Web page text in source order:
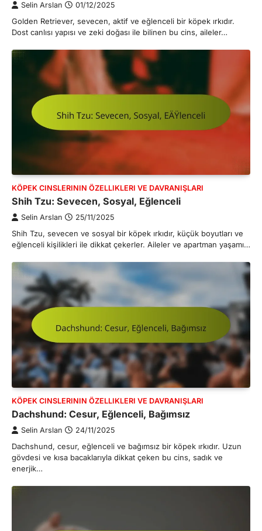
Selin Arslan 01/12/2025
Golden Retriever, sevecen, aktif ve eğlenceli bir köpek ırkıdır.
Dost canlısı yapısı ve zeki doğası ile bilinen bu cins, aileler…
KÖPEK CINSLERININ ÖZELLIKLERI VE DAVRANIŞLARI
Shih Tzu: Sevecen, Sosyal, Eğlenceli
Selin Arslan 25/11/2025
Shih Tzu, sevecen ve sosyal bir köpek ırkıdır, küçük boyutları ve
eğlenceli kişilikleri ile dikkat çekerler. Aileler ve apartman yaşamı…
KÖPEK CINSLERININ ÖZELLIKLERI VE DAVRANIŞLARI
Dachshund: Cesur, Eğlenceli, Bağımsız
Selin Arslan 24/11/2025
Dachshund, cesur, eğlenceli ve bağımsız bir köpek ırkıdır. Uzun
gövdesi ve kısa bacaklarıyla dikkat çeken bu cins, sadık ve
enerjik…